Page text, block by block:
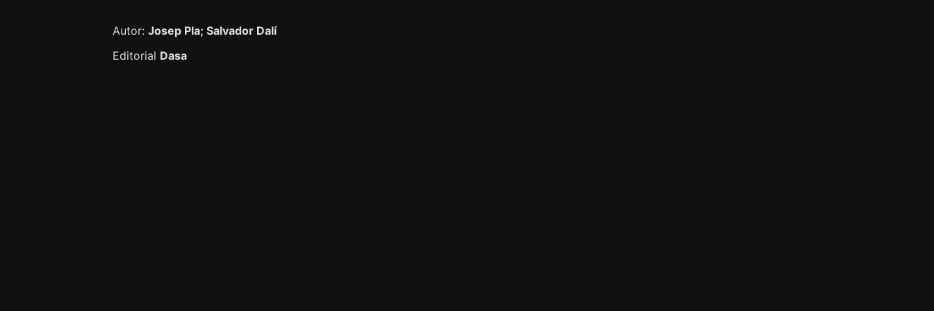
Autor: Josep Pla; Salvador Dalí
Editorial Dasa